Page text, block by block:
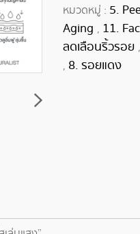
หมวดหมู่ : 5.
Aging , 11.
ลดเลือนริ้วรอย ,
, 8. รอยแดง